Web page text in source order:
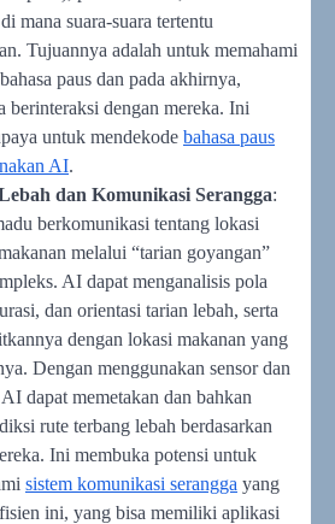
mana suara-suara tertentu
Tujuannya adalah untuk memahami
paus dan pada akhirnya,
berinteraksi dengan mereka. Ini
untuk mendekode bahasa paus
AI.
dan Komunikasi Serangga:
berkomunikasi tentang lokasi
melalui “tarian goyangan”
AI dapat menganalisis pola
dan orientasi tarian lebah, serta
dengan lokasi makanan yang
Dengan menggunakan sensor dan
dapat memetakan dan bahkan
rute terbang lebah berdasarkan
Ini membuka potensi untuk
sistem komunikasi serangga yang
ini, yang bisa memiliki aplikasi